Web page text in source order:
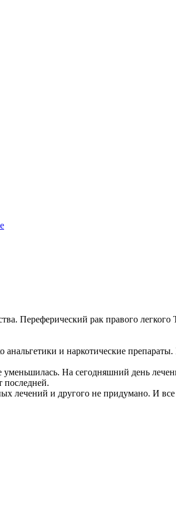
Переферический рак правого
и наркотические
На сегодняшний день
последней.
лечений и другого не придумано. И